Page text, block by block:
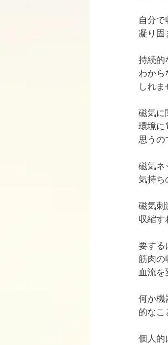
自分で
凝り固
持続的
わから
しれま
磁気に
環境に
思うの
磁気ネ
気持ち
磁気刺
収縮す
要する
筋肉の
血流を
何か機
的なこ
個人的